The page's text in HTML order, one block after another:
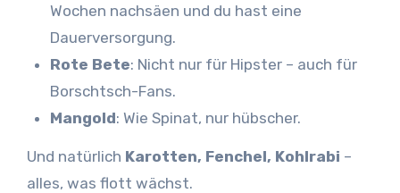
Wochen nachsäen und du hast eine
Dauerversorgung.
Rote Bete: Nicht nur für Hipster – auch für
Borschtsch-Fans.
Mangold: Wie Spinat, nur hübscher.
Und natürlich Karotten, Fenchel, Kohlrabi –
alles, was flott wächst.